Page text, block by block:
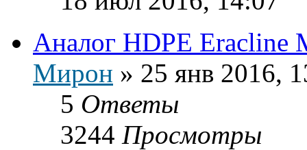
Аналог HDPE Eracline
Мирон » 25 янв 2016,
5 Ответы
3244 Просмотры